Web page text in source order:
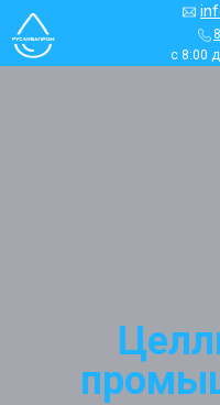
с 8:00